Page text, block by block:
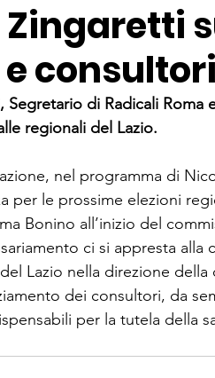
Zingaretti
consultori
di Radicali Roma
regionali del Lazio.
nel programma di
per le prossime elezioni
Bonino all’inizio del
ci si appresta alla
Lazio nella direzione della
dei consultori, da
per la tutela della